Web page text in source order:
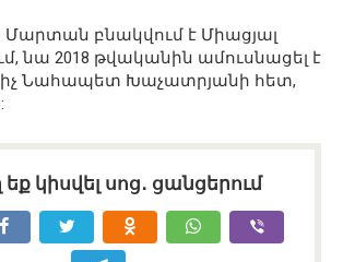
Մարտան բնակվում է Միացյալ
նա 2018 թվականին ամուսնացել է
Նահապետ Խաչատրյանի հետ,
կիսվել սոց․ ցանցերում